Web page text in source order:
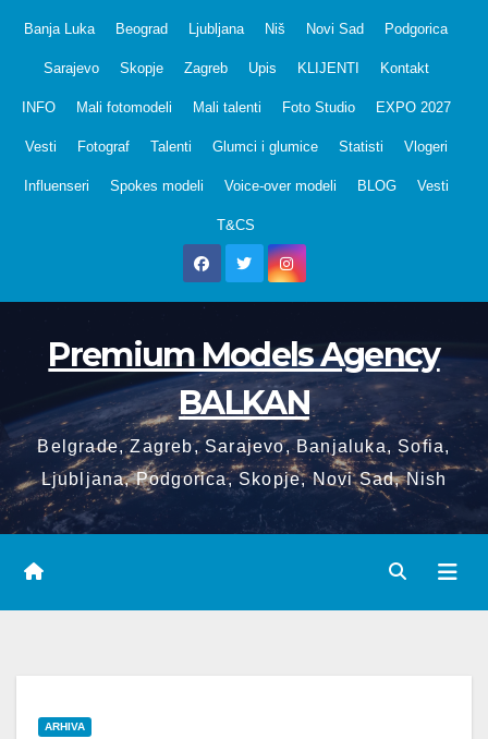
Banja Luka Beograd Ljubljana Niš Novi Sad Podgorica
Sarajevo Skopje Zagreb Upis KLIJENTI Kontakt
INFO Mali fotomodeli Mali talenti Foto Studio EXPO 2027
Vesti Fotograf Talenti Glumci i glumice Statisti Vlogeri
Influenseri Spokes modeli Voice-over modeli BLOG Vesti
T&CS
Premium Models Agency
BALKAN
Belgrade, Zagreb, Sarajevo, Banjaluka, Sofia,
Ljubljana, Podgorica, Skopje, Novi Sad, Nish
ARHIVA